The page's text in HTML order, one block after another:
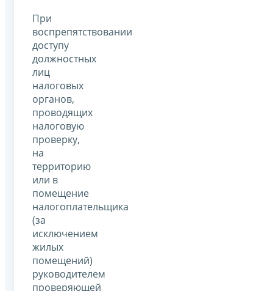
При
воспрепятствовании
доступу
должностных
лиц
налоговых
органов,
проводящих
налоговую
проверку,
на
территорию
или в
помещение
налогоплательщика
(за
исключением
жилых
помещений)
руководителем
проверяющей